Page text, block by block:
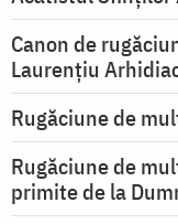
Canon de
Laurențiu
Rugăciune de
Rugăciune de
primite de la